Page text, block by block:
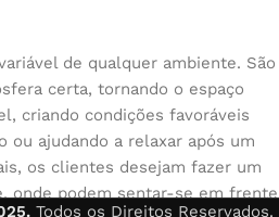
de qualquer ambiente. São
certa, tornando o espaço
criando condições favoráveis
ou ajudando a relaxar após um
os clientes desejam fazer um
onde podem sentar-se em frente
Todos os Direitos Reservados.